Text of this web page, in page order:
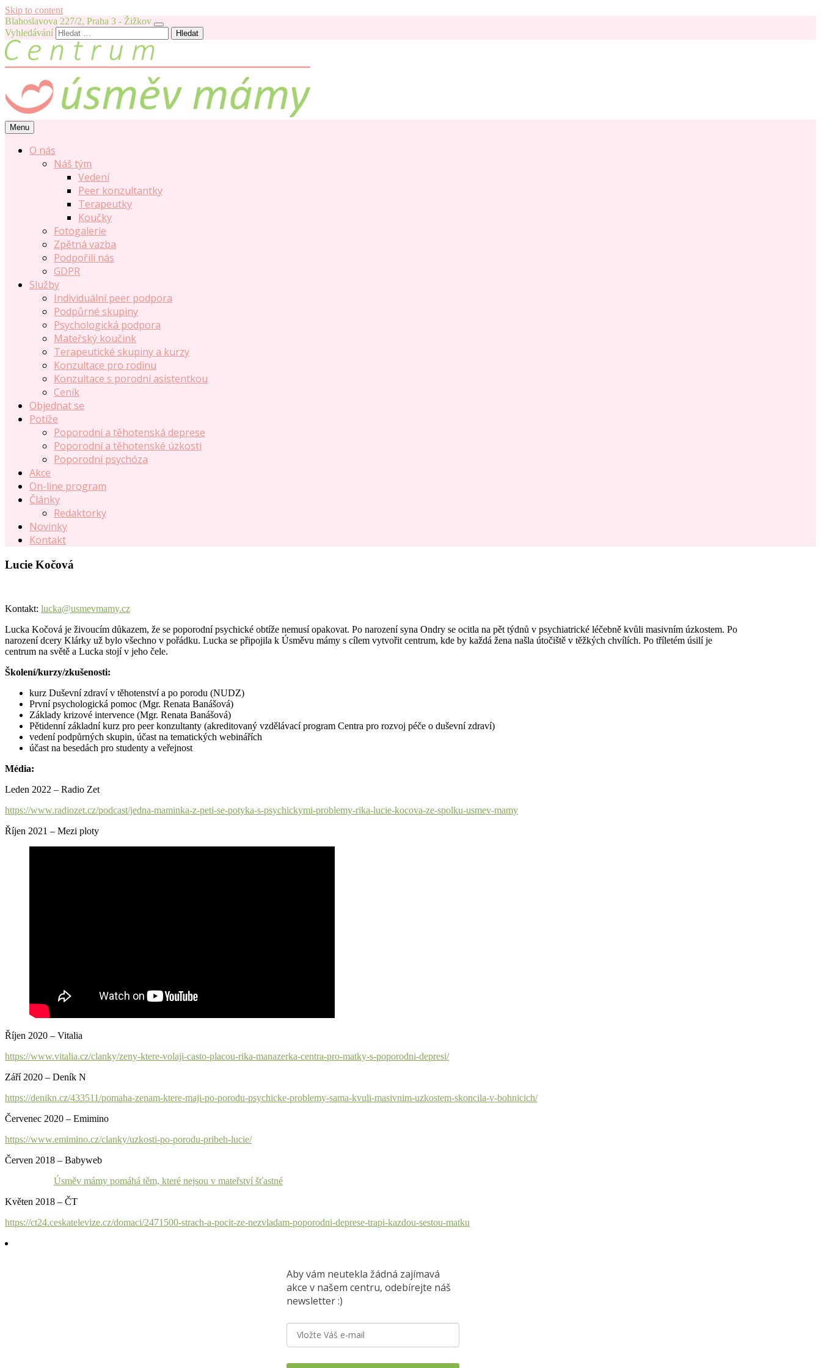
Skip to content
Blahoslavova 227/2, Praha 3 - Žižkov
Vyhledávání
Menu
O nás
Náš tým
Vedení
Peer konzultantky
Terapeutky
Koučky
Fotogalerie
Zpětná vazba
Podpořili nás
GDPR
Služby
Individuální peer podpora
Podpůrné skupiny
Psychologická podpora
Mateřský koučink
Terapeutické skupiny a kurzy
Konzultace pro rodinu
Konzultace s porodní asistentkou
Ceník
Objednat se
Potíže
Poporodní a těhotenská deprese
Poporodní a těhotenské úzkosti
Poporodní psychóza
Akce
On-line program
Články
Redaktorky
Novinky
Kontakt
Lucie Kočová
Kontakt: lucka@usmevmamy.cz
Lucka Kočová je živoucím důkazem, že se poporodní psychické obtíže nemusí opakovat. Po narození syna Ondry se ocitla na pět týdnů v psychiatrické léčebně kvůli masivním úzkostem. Po
narození dcery Klárky už bylo všechno v pořádku. Lucka se připojila k Úsměvu mámy s cílem vytvořit centrum, kde by každá žena našla útočiště v těžkých chvílích. Po tříletém úsilí je
centrum na světě a Lucka stojí v jeho čele.
Školení/kurzy/zkušenosti:
kurz Duševní zdraví v těhotenství a po porodu (NUDZ)
První psychologická pomoc (Mgr. Renata Banášová)
Základy krizové intervence (Mgr. Renata Banášová)
Pětidenní základní kurz pro peer konzultanty (akreditovaný vzdělávací program Centra pro rozvoj péče o duševní zdraví)
vedení podpůrných skupin, účast na tematických webinářích
účast na besedách pro studenty a veřejnost
Média:
Leden 2022 – Radio Zet
https://www.radiozet.cz/podcast/jedna-maminka-z-peti-se-potyka-s-psychickymi-problemy-rika-lucie-kocova-ze-spolku-usmev-mamy
Říjen 2021 – Mezi ploty
Říjen 2020 – Vitalia
https://www.vitalia.cz/clanky/zeny-ktere-volaji-casto-placou-rika-manazerka-centra-pro-matky-s-poporodni-depresi/
Září 2020 – Deník N
https://denikn.cz/433511/pomaha-zenam-ktere-maji-po-porodu-psychicke-problemy-sama-kvuli-masivnim-uzkostem-skoncila-v-bohnicich/
Červenec 2020 – Emimino
https://www.emimino.cz/clanky/uzkosti-po-porodu-pribeh-lucie/
Červen 2018 – Babyweb
Úsměv mámy pomáhá těm, které nejsou v mateřství šťastné
Květen 2018 – ČT
https://ct24.ceskatelevize.cz/domaci/2471500-strach-a-pocit-ze-nezvladam-poporodni-deprese-trapi-kazdou-sestou-matku
Aby vám neutekla žádná zajímavá
akce v našem centru, odebírejte náš
newsletter :)